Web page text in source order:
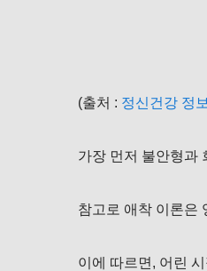
(출처 : 정신건강 정
가장 먼저 불안형과
참고로 애착 이론은
이에 따르면, 어린